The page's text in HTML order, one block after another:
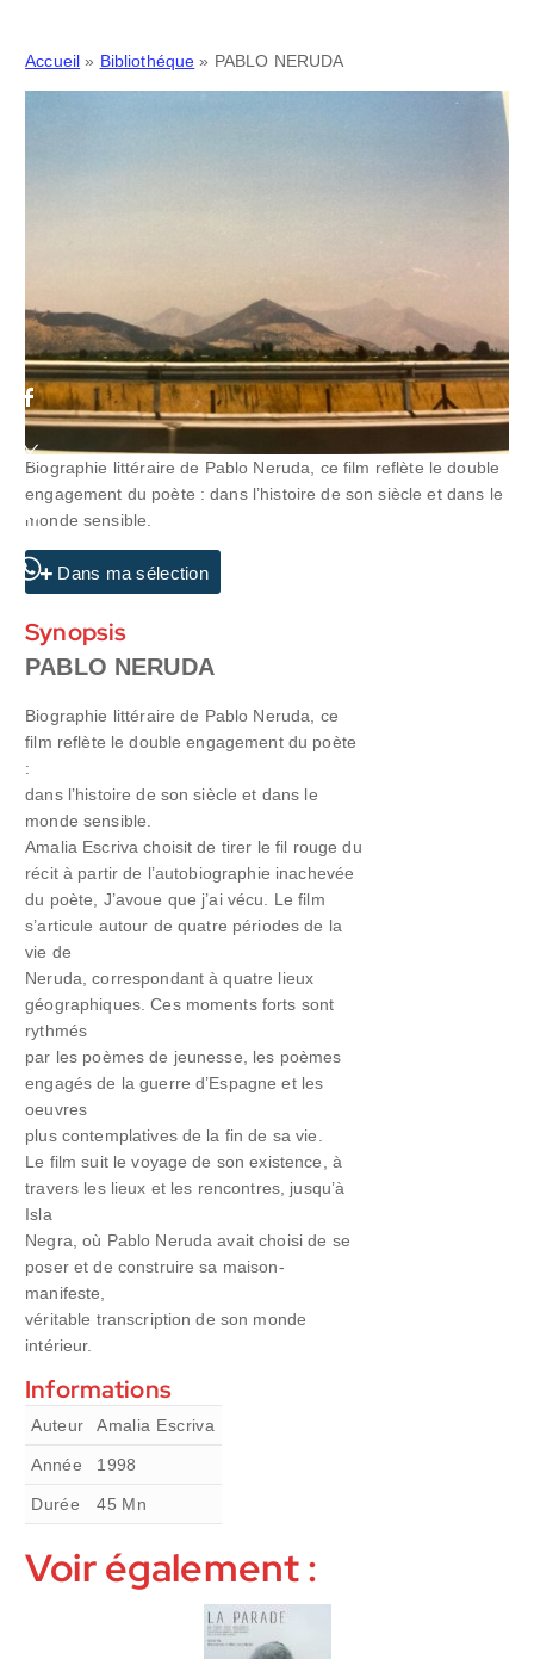
Accueil » Bibliothéque » PABLO NERUDA
Biographie littéraire de Pablo Neruda, ce film reflète le double
engagement du poète : dans l’histoire de son siècle et dans le
monde sensible.
Dans ma sélection
Synopsis
PABLO NERUDA
Biographie littéraire de Pablo Neruda, ce
film reflète le double engagement du poète
:
dans l’histoire de son siècle et dans le
monde sensible.
Amalia Escriva choisit de tirer le fil rouge du
récit à partir de l’autobiographie inachevée
du poète, J’avoue que j’ai vécu. Le film
s’articule autour de quatre périodes de la
vie de
Neruda, correspondant à quatre lieux
géographiques. Ces moments forts sont
rythmés
par les poèmes de jeunesse, les poèmes
engagés de la guerre d’Espagne et les
oeuvres
plus contemplatives de la fin de sa vie.
Le film suit le voyage de son existence, à
travers les lieux et les rencontres, jusqu’à
Isla
Negra, où Pablo Neruda avait choisi de se
poser et de construire sa maison-
manifeste,
véritable transcription de son monde
intérieur.
Informations
Auteur Amalia Escriva
Année 1998
Durée 45 Mn
Voir également :